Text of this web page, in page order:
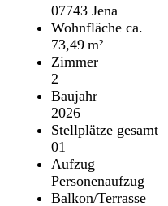
07743 Jena
Wohnfläche ca.
73,49 m²
Zimmer
2
Baujahr
2026
Stellplätze gesamt
01
Aufzug
Personenaufzug
Balkon/Terrasse